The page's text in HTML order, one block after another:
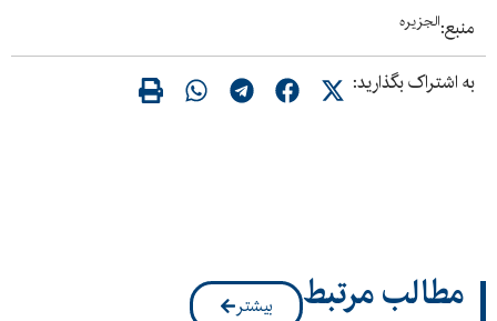
منبع:الجزیره
به اشتراک بگذارید:
مطالب مرتبط بیشتر